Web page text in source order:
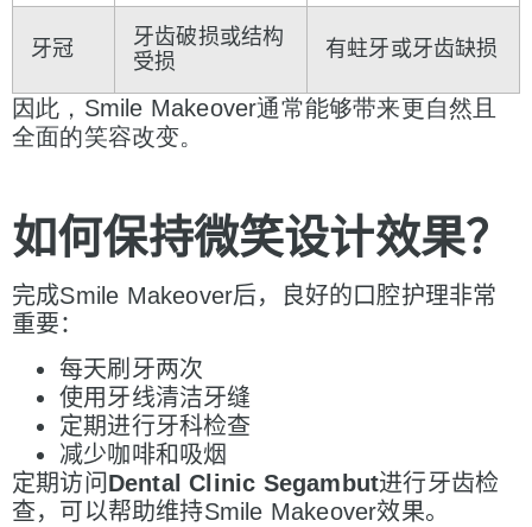
牙冠
牙齿破损或结构
受损
有蛀牙或牙齿缺损
因此， Smile Makeover通常能够带来更自然且
全面的笑容改变。
如何保持微笑设计效果？
完成Smile Makeover后，良好的口腔护理非常
重要：
每天刷牙两次
使用牙线清洁牙缝
定期进行牙科检查
减少咖啡和吸烟
定期访问 Dental Clinic Segambut进行牙齿检
查，可以帮助维持Smile Makeover效果。